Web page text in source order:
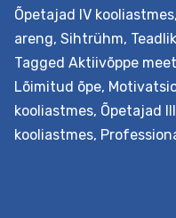
võimalusi. Selleks
Õpetajad IV kooliastmes,
areng, Sihtrühm,
Tagged Aktiivõppe
Lõimitud õpe,
kooliastmes, Õpetajad
kooliastmes,